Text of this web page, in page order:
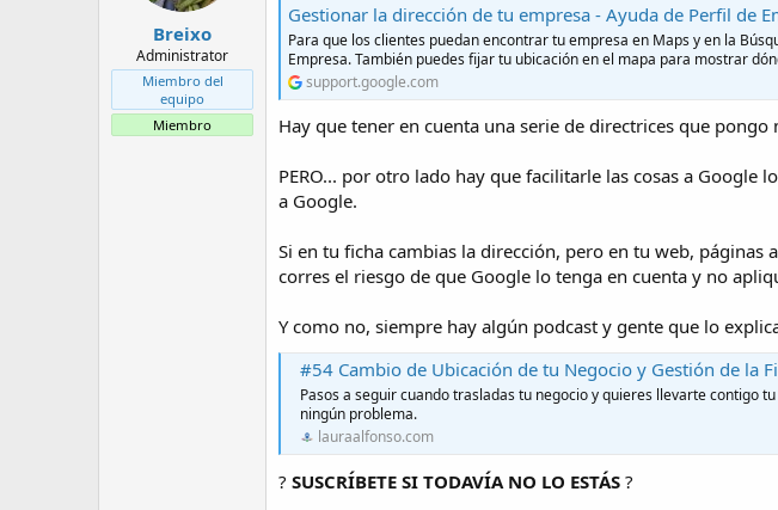
s
:
Breixo
Administrator
Miembro del
equipo
Miembro
Gestionar la dirección de tu empresa - Ayuda de Perfil de
Para que los clientes puedan encontrar tu empresa en Maps y en la
Empresa. También puedes fijar tu ubicación en el mapa para mostrar
support.google.com
Hay que tener en cuenta una serie de directrices que pongo
PERO... por otro lado hay que facilitarle las cosas a
a Google.
Si en tu ficha cambias la dirección, pero en tu web,
corres el riesgo de que Google lo tenga en cuenta y no
Y como no, siempre hay algún podcast y gente que lo
#54 Cambio de Ubicación de tu Negocio y Gestión de la
Pasos a seguir cuando trasladas tu negocio y quieres llevarte contigo
ningún problema.
lauraalfonso.com
? SUSCRÍBETE SI TODAVÍA NO LO ESTÁS ?